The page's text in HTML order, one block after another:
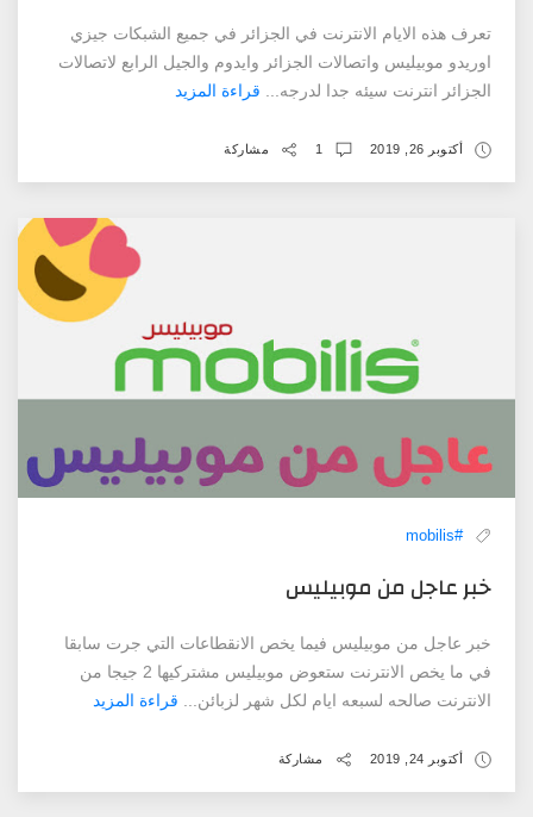
تعرف هذه الايام الانترنت في الجزائر في جميع الشبكات جيزي
اوريدو موبيليس واتصالات الجزائر وايدوم والجيل الرابع لاتصالات
الجزائر انترنت سيئه جدا لدرجه... قراءة المزيد
أكتوبر 26, 2019 1 مشاركة
#mobilis
خبر عاجل من موبيليس
خبر عاجل من موبيليس فيما يخص الانقطاعات التي جرت سابقا
في ما يخص الانترنت ستعوض موبيليس مشتركيها 2 جيجا من
الانترنت صالحه لسبعه ايام لكل شهر لزبائن... قراءة المزيد
أكتوبر 24, 2019 مشاركة